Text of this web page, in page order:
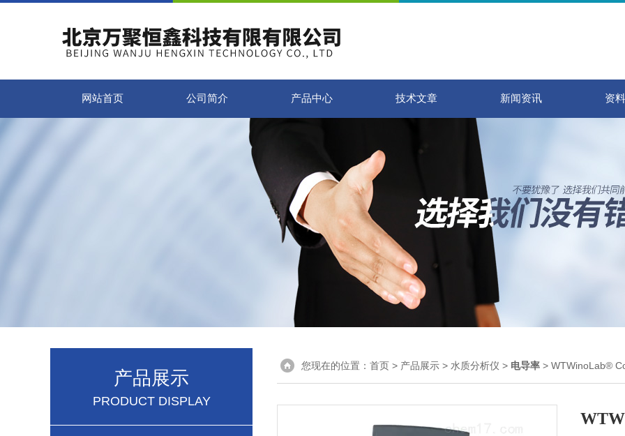
网站首页 公司简介 产品中心 技术文章 新闻资讯 资
产品展示
PRODUCT DISPLAY
您现在的位置： 首页 > 产品展示 > 水质分析仪 > 电导率 > WTWinoLab®